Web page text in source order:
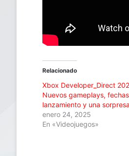
Relacionado
Xbox Developer_Direct
Nuevos gameplays,
lanzamiento y una sorpresa
enero 24, 2025
En «Videojuegos»